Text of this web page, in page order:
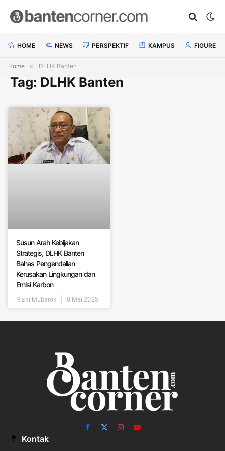
HOME NEWS PERSPEKTIF KAMPUS FIGURE
Home » DLHK Banten
Tag: DLHK Banten
Susun Arah Kebijakan
Strategis, DLHK Banten
Bahas Pengendalian
Kerusakan Lingkungan dan
Emisi Karbon
Rizki Mubarok 8 Mei 2025
Facebook
X
InstagramYouTube
Kontak